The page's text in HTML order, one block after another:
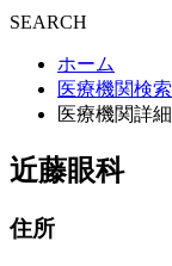
SEARCH
ホーム
医療機関検索
医療機関詳細
近藤眼科
住所